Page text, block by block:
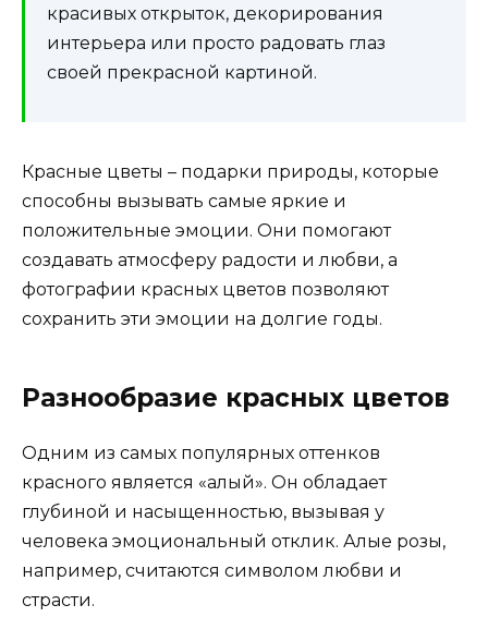
красивых открыток, декорирования
интерьера или просто радовать глаз
своей прекрасной картиной.
Красные цветы – подарки природы, которые
способны вызывать самые яркие и
положительные эмоции. Они помогают
создавать атмосферу радости и любви, а
фотографии красных цветов позволяют
сохранить эти эмоции на долгие годы.
Разнообразие красных цветов
Одним из самых популярных оттенков
красного является «алый». Он обладает
глубиной и насыщенностью, вызывая у
человека эмоциональный отклик. Алые розы,
например, считаются символом любви и
страсти.